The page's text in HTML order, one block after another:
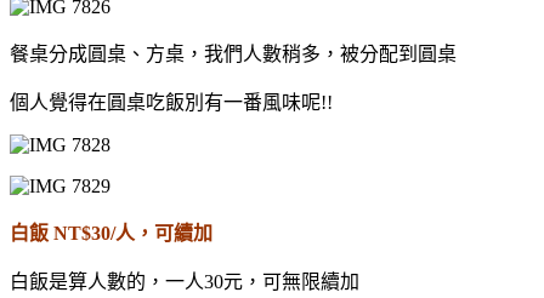
餐桌分成圓桌、方桌，我們人數稍多，被分配到圓桌
個人覺得在圓桌吃飯別有一番風味呢!!
白飯 NT$30/人，可續加
白飯是算人數的，一人30元，可無限續加